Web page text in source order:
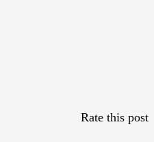
Rate this post